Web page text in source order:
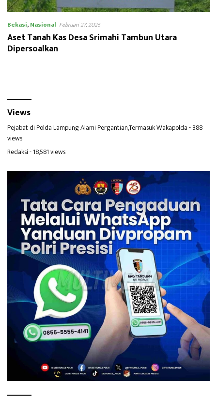
Bekasi,Nasional Februari 27, 2025
Aset Tanah Kas Desa Srimahi Tambun Utara
Dipersoalkan
Views
Pejabat di Polda Lampung Alami Pergantian,Termasuk Wakapolda- 388
views
Redaksi- 18,581 views